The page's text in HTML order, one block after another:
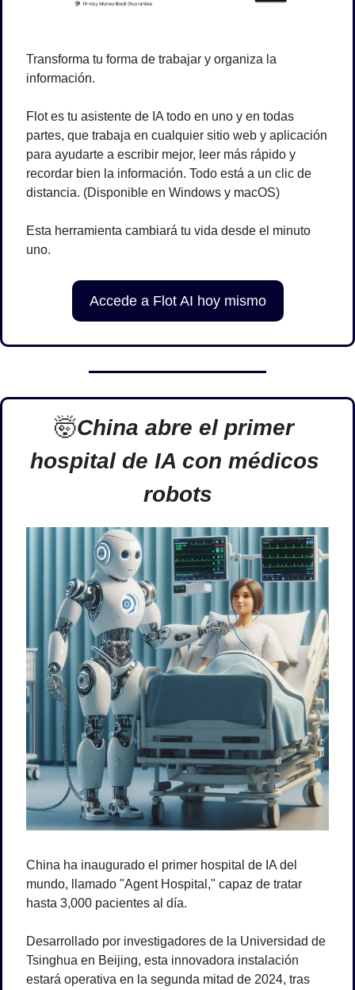
Transforma tu forma de trabajar y organiza la
información.
Flot es tu asistente de IA todo en uno y en todas
partes, que trabaja en cualquier sitio web y aplicación
para ayudarte a escribir mejor, leer más rápido y
recordar bien la información. Todo está a un clic de
distancia. (Disponible en Windows y macOS)
Esta herramienta cambiará tu vida desde el minuto
uno.
Accede a Flot AI hoy mismo
🤯China abre el primer
hospital de IA con médicos
robots
China ha inaugurado el primer hospital de IA del
mundo, llamado "Agent Hospital," capaz de tratar
hasta 3,000 pacientes al día.
Desarrollado por investigadores de la Universidad de
Tsinghua en Beijing, esta innovadora instalación
estará operativa en la segunda mitad de 2024, tras